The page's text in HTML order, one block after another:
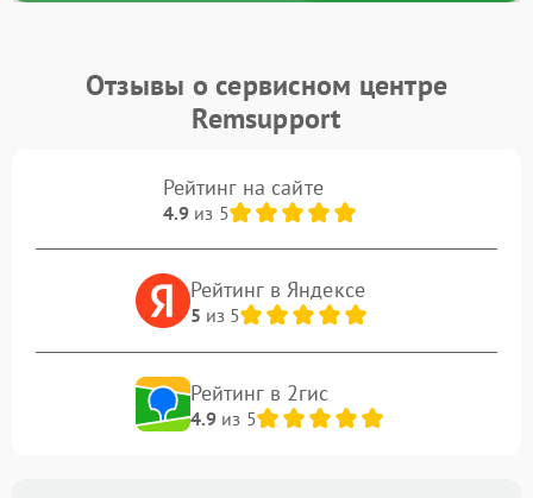
Отзывы о сервисном центре
Remsupport
Рейтинг на сайте
4.9из 5
Рейтинг в Яндексе
5 из 5
Рейтинг в 2гис
4.9из 5